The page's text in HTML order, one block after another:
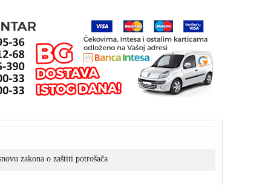
zakona o zaštiti potrošača